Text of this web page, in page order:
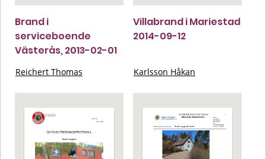
Brand i
serviceboende
Västerås, 2013-02-01
Reichert Thomas
Villabrand i Mariestad
2014-09-12
Karlsson Håkan